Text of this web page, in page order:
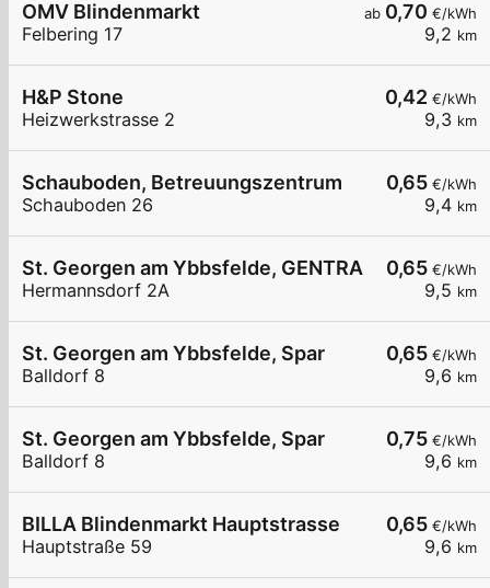
ab 0,70 €/kWh
9,2 km
OMV Blindenmarkt
Felbering 17
0,42 €/kWh
9,3 km
H&P Stone
Heizwerkstrasse 2
0,65 €/kWh
9,4 km
Schauboden, Betreuungszentrum
Schauboden 26
0,65 €/kWh
9,5 km
St. Georgen am Ybbsfelde, GENTRACO
Hermannsdorf 2A
0,65 €/kWh
9,6 km
St. Georgen am Ybbsfelde, Spar
Balldorf 8
0,75 €/kWh
9,6 km
St. Georgen am Ybbsfelde, Spar
Balldorf 8
0,65 €/kWh
9,6 km
BILLA Blindenmarkt Hauptstrasse
Hauptstraße 59